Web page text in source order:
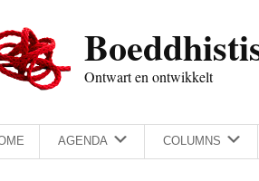
Ontwart en ontwikkelt
AGENDA COLUMNS